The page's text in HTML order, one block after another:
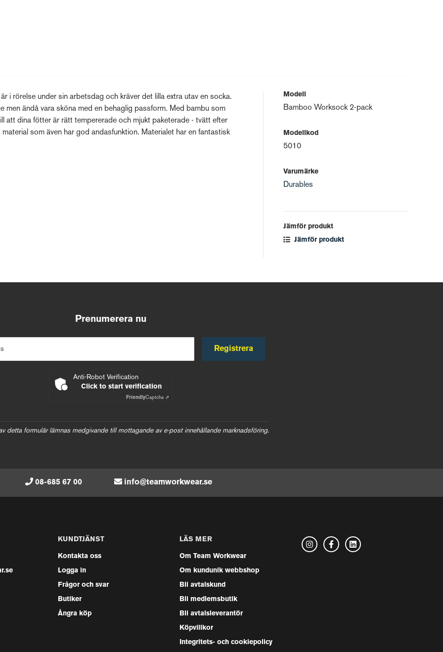
i rörelse under sin arbetsdag och kräver det lilla extra utav en socka.
ändå vara sköna med en behaglig passform. Med bambu som
att dina fötter är rätt tempererade och mjukt paketerade - tvätt efter
som även har god andasfunktion. Materialet har en fantastisk
Modell
Bamboo Worksock 2-pack
Modellkod
5010
Varumärke
Durables
Jämför produkt
Jämför produkt
Prenumerera nu
Registrera
Anti-Robot Verification
Click to start verification
FriendlyCaptcha ⇗
detta formulär lämnas medgivande till mottagande av e-post innehållande marknadsföring.
08-685 67 00 info@teamworkwear.se
KUNDTJÄNST
Kontakta oss
Logga in
Frågor och svar
Butiker
Ångra köp
LÄS MER
Om Team Workwear
Om kundunik webbshop
Bli avtalskund
Bli medlemsbutik
Bli avtalsleverantör
Köpvillkor
Integritets- och cookiepolicy